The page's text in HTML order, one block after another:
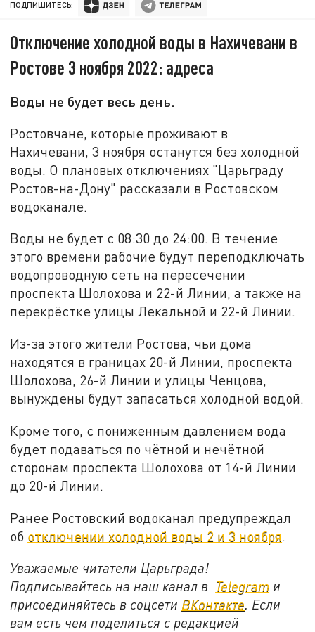
ПОДПИШИТЕСЬ:
Отключение холодной воды в Нахичевани в
Ростове 3 ноября 2022: адреса
Воды не будет весь день.
Ростовчане, которые проживают в
Нахичевани, 3 ноября останутся без холодной
воды. О плановых отключениях "Царьграду
Ростов-на-Дону" рассказали в Ростовском
водоканале.
Воды не будет с 08:30 до 24:00. В течение
этого времени рабочие будут переподключать
водопроводную сеть на пересечении
проспекта Шолохова и 22-й Линии, а также на
перекрёстке улицы Лекальной и 22-й Линии.
Из-за этого жители Ростова, чьи дома
находятся в границах 20-й Линии, проспекта
Шолохова, 26-й Линии и улицы Ченцова,
вынуждены будут запасаться холодной водой.
Кроме того, с пониженным давлением вода
будет подаваться по чётной и нечётной
сторонам проспекта Шолохова от 14-й Линии
до 20-й Линии.
Ранее Ростовский водоканал предупреждал
об отключении холодной воды 2 и 3 ноября
Уважаемые читатели Царьграда!
Подписывайтесь на наш канал в Telegram и
присоединяйтесь в соцсети ВКонтакте. Если
вам есть чем поделиться с редакцией